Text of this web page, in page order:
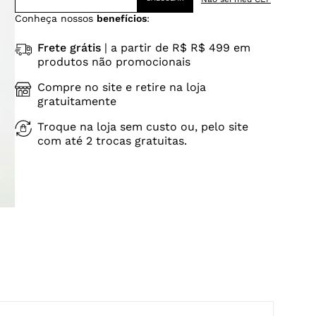
Conheça nossos benefícios:
Frete grátis| a partir de R$ R$ 499 em
produtos não promocionais
Compre no site e retire na loja
gratuitamente
Troque na loja sem custo ou, pelo site
com até 2 trocas gratuitas.